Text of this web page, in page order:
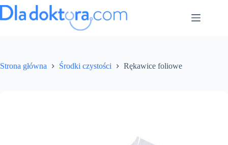
Strona główna Środki czystości Rękawice foliowe